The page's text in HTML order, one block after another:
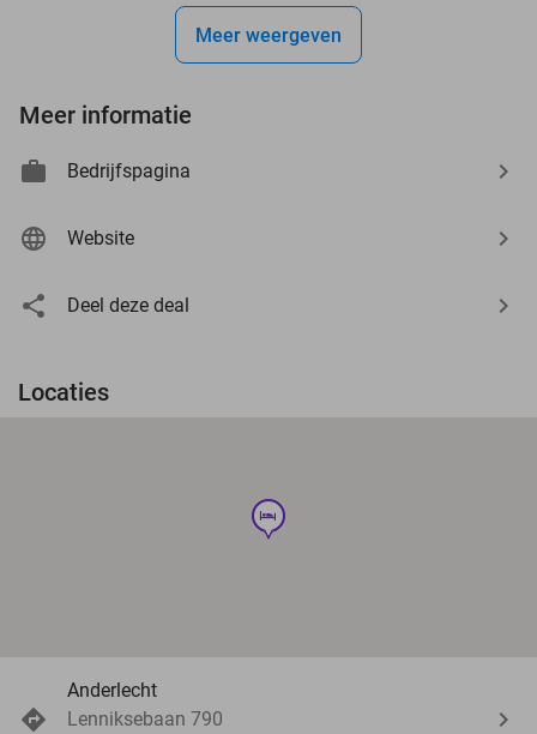
Meer weergeven
Meer informatie
Bedrijfspagina
Website
Deel deze deal
Locaties
hotel
Anderlecht
Lenniksebaan 790